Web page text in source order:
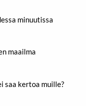
minuutissa
maailma
saa kertoa muille?